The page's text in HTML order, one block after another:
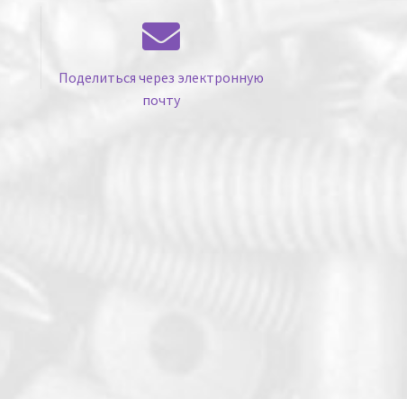
Поделиться через электронную
почту